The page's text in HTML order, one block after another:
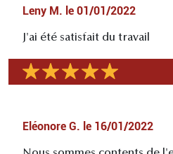
Leny M. le 01/01/2022
J'ai été satisfait du travail
Eléonore G. le 16/01/2022